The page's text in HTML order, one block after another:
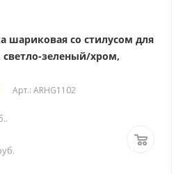
шариковая со стилусом для
светло-зеленый/хром,
Арт.: ARHG1102